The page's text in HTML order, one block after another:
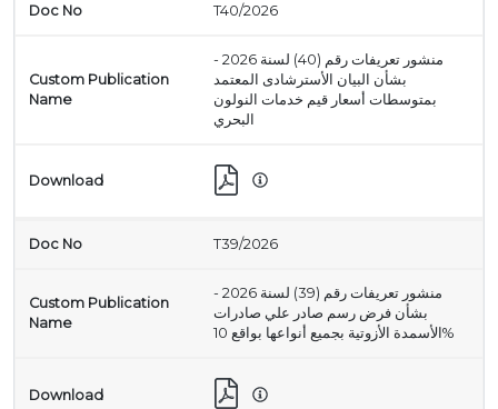
T40/2026
منشور تعريفات رقم (40) لسنة 2026 -
بشأن البيان الأسترشادى المعتمد
بمتوسطات أسعار قيم خدمات النولون
البحري
T39/2026
منشور تعريفات رقم (39) لسنة 2026 -
بشأن فرض رسم صادر علي صادرات
الأسمدة الأزوتية بجميع أنواعها بواقع 10%